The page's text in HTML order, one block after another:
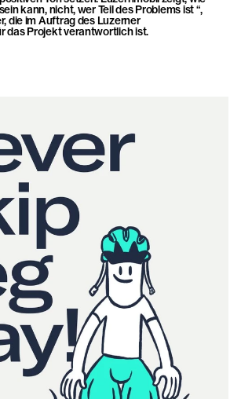
kann, nicht, wer Teil des Problems ist “,
die im Auftrag des Luzerner
das Projekt verantwortlich ist.